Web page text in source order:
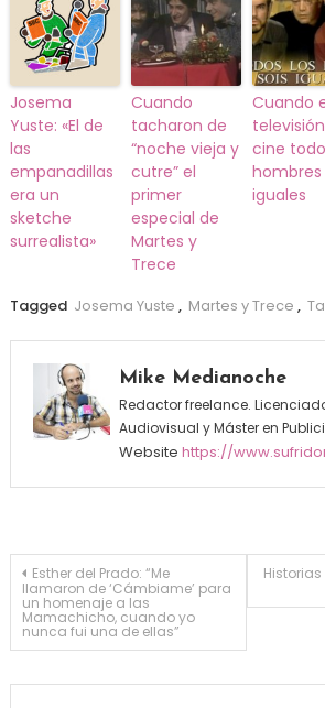
Josema
Yuste: «El de
las
empanadillas
era un
sketche
surrealista»
Cuando
tacharon de
“noche vieja y
cutre” el
primer
especial de
Martes y
Trece
Cuando
cine
hombres
iguales
Tagged Josema Yuste , Martes y Trece ,
Mike Medianoche
Redactor freelance.
Audiovisual y Máster en
Website https://
Navegación de
Esther del Prado: “Me
llamaron de ‘Cámbiame’ para
un homenaje a las
Mamachicho, cuando yo
nunca fui una de ellas”
Historias